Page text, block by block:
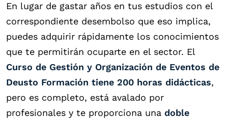
En lugar de gastar años en tus estudios con el
correspondiente desembolso que eso implica,
puedes adquirir rápidamente los conocimientos
que te permitirán ocuparte en el sector. El
Curso de Gestión y Organización de Eventos de
Deusto Formación tiene 200 horas didácticas,
pero es completo, está avalado por
profesionales y te proporciona una doble